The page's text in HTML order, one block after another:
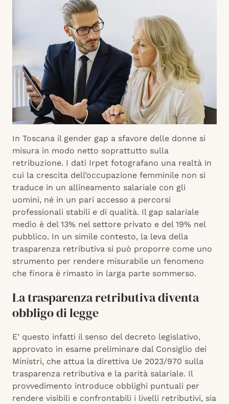
In Toscana il gender gap a sfavore delle donne si
misura in modo netto soprattutto sulla
retribuzione. I dati Irpet fotografano una realtà in
cui la crescita dell’occupazione femminile non si
traduce in un allineamento salariale con gli
uomini, né in un pari accesso a percorsi
professionali stabili e di qualità. Il gap salariale
medio è del 13% nel settore privato e del 19% nel
pubblico. In un simile contesto, la leva della
trasparenza retributiva si può proporre come uno
strumento per rendere misurabile un fenomeno
che finora è rimasto in larga parte sommerso.
La trasparenza retributiva diventa
obbligo di legge
E’ questo infatti il senso del decreto legislativo,
approvato in esame preliminare dal Consiglio dei
Ministri, che attua la direttiva Ue 2023/970 sulla
trasparenza retributiva e la parità salariale. Il
provvedimento introduce obblighi puntuali per
rendere visibili e confrontabili i livelli retributivi, sia